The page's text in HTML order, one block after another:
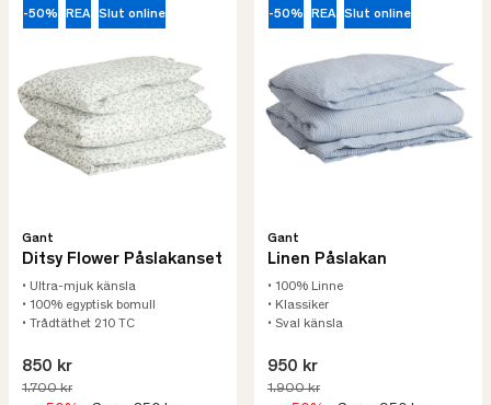
-50% REA Slut online
Gant
Ditsy Flower Påslakanset
• Ultra-mjuk känsla
• 100% egyptisk bomull
• Trådtäthet 210 TC
850 kr
1.700 kr
-50% REA Slut online
Gant
Linen Påslakan
• 100% Linne
• Klassiker
• Sval känsla
950 kr
1.900 kr